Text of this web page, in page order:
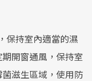
保持室內適當的濕
開窗通風，保持室
滋生區域，使用防